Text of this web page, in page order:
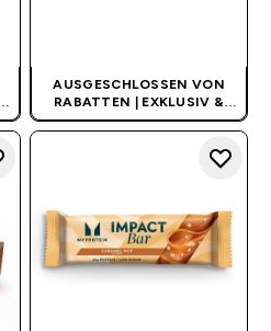
AUSGESCHLOSSEN VON
RABATTEN | EXKLUSIV &
LIMITIERT